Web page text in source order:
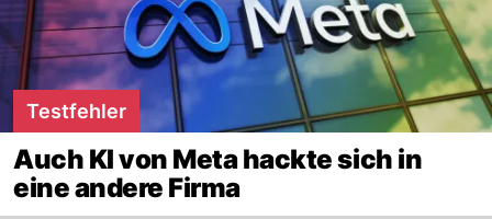
Testfehler
Auch KI von Meta hackte sich in
eine andere Firma